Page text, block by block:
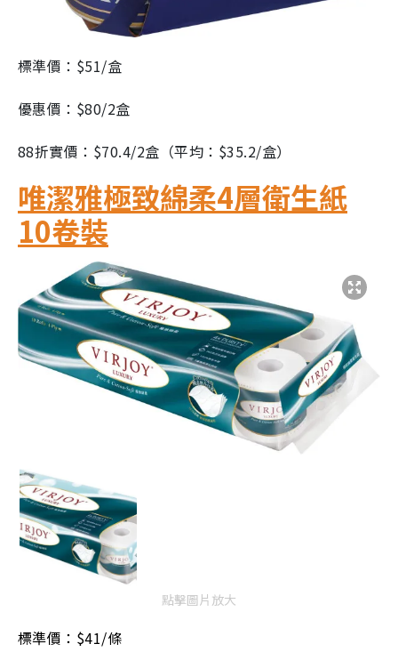
標準價：$51/盒
優惠價：$80/2盒
88折實價：$70.4/2盒（平均：$35.2/盒）
唯潔雅極致綿柔4層衛生紙
10卷裝
點擊圖片放大
標準價：$41/條